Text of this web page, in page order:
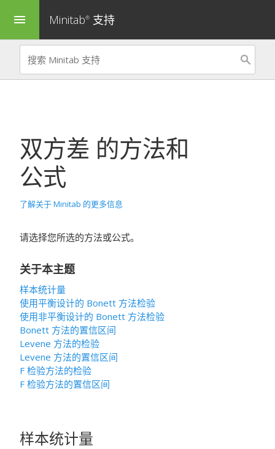
menu Minitab® 支持
双方差 的方法和
公式
了解关于 Minitab 的更多信息
请选择您所选的方法或公式。
关于本主题
样本统计量
使用平衡设计的 Bonett 方法检验
使用非平衡设计的 Bonett 方法检验
Bonett 方法的置信区间
Levene 方法的检验
Levene 方法的置信区间
F 检验方法的检验
F 检验方法的置信区间
样本统计量